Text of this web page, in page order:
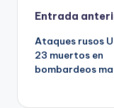
de
Entrada
Ataques rusos
23 muertos en
bombardeos